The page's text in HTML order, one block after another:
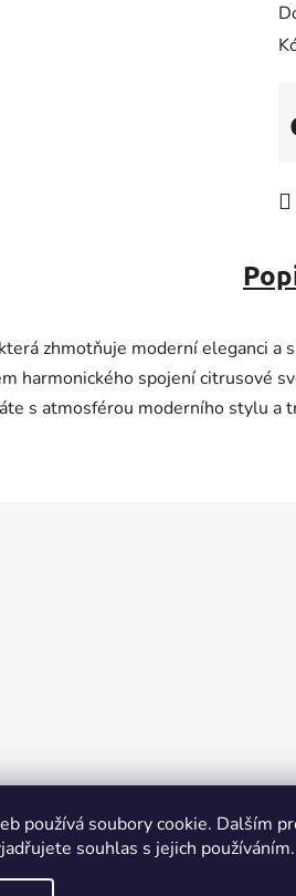
používá soubory cookie. Dalším
souhlas s jejich
zhmotňuje moderní eleganci
harmonického spojení citrusové
s atmosférou moderního stylu a